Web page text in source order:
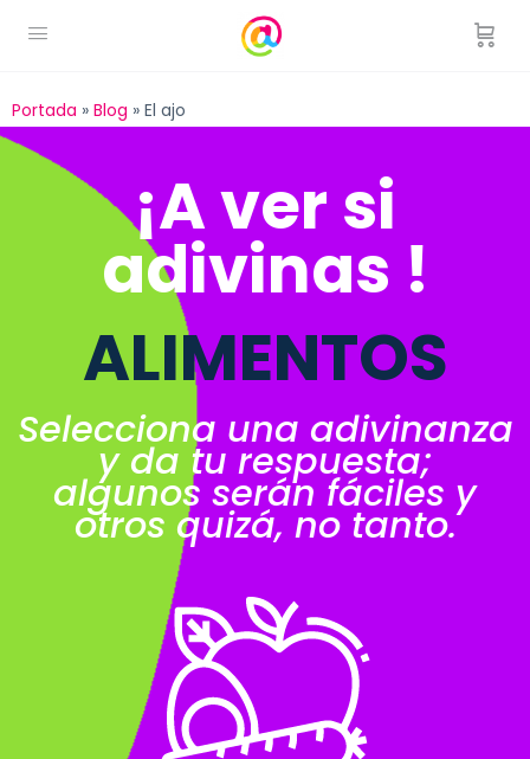
Portada » Blog » El ajo
¡A ver si
adivinas !
ALIMENTOS
Selecciona una adivinanza
y da tu respuesta;
algunos serán fáciles y
otros quizá, no tanto.